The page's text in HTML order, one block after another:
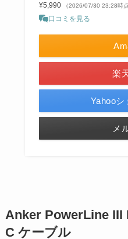
¥5,990
（2026/07/30 23:28時
口コミを見る
楽
Yahooシ
メ
Anker PowerLine III
C ケーブル